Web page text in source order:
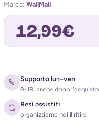
Marca: WallMall
12,99€
Supporto lun–ven
9–18, anche dopo l'acquisto
Resi assistiti
organizziamo noi il ritiro